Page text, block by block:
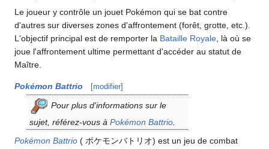
Le joueur y contrôle un jouet Pokémon qui se bat contre
d'autres sur diverses zones d'affrontement (forêt, grotte, etc.).
L'objectif principal est de remporter la Bataille Royale , là où se
joue l'affrontement ultime permettant d'accéder au statut de
Maître.
Pokémon Battrio [modifier]
Pour plus d'informations sur le
sujet, référez-vous à Pokémon Battrio
Pokémon Battrio ( ポケモンバトリオ) est un jeu de combat